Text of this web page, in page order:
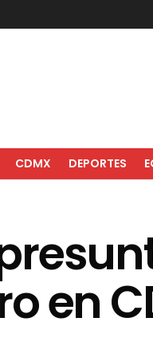
CDMX DEPORTES
en